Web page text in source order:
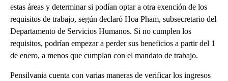
estas áreas y determinar si podían optar a otra exención de los
requisitos de trabajo, según declaró Hoa Pham, subsecretario del
Departamento de Servicios Humanos. Si no cumplen los
requisitos, podrían empezar a perder sus beneficios a partir del 1
de enero, a menos que cumplan con el mandato de trabajo.
Pensilvania cuenta con varias maneras de verificar los ingresos